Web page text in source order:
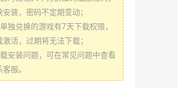
安装，密码不定期变动；
独兑换的游戏有7天下载权限，
活，过期将无法下载；
安装问题，可在常见问题中查看
服。